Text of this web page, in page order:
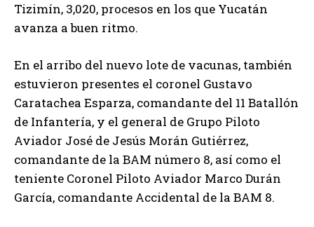
Tizimín, 3,020, procesos en los que Yucatán
avanza a buen ritmo.
En el arribo del nuevo lote de vacunas, también
estuvieron presentes el coronel Gustavo
Caratachea Esparza, comandante del 11 Batallón
de Infantería, y el general de Grupo Piloto
Aviador José de Jesús Morán Gutiérrez,
comandante de la BAM número 8, así como el
teniente Coronel Piloto Aviador Marco Durán
García, comandante Accidental de la BAM 8.